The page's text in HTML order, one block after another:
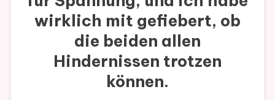
wirklich mit gefiebert, ob
die beiden allen
Hindernissen trotzen
können.